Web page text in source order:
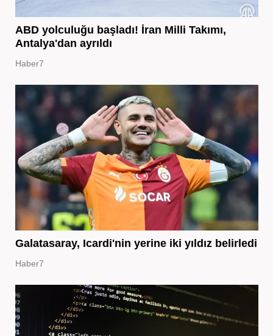
ABD yolculuğu başladı! İran Milli Takımı,
Antalya'dan ayrıldı
Haber7
Galatasaray, Icardi'nin yerine iki yıldız belirledi
Haber7